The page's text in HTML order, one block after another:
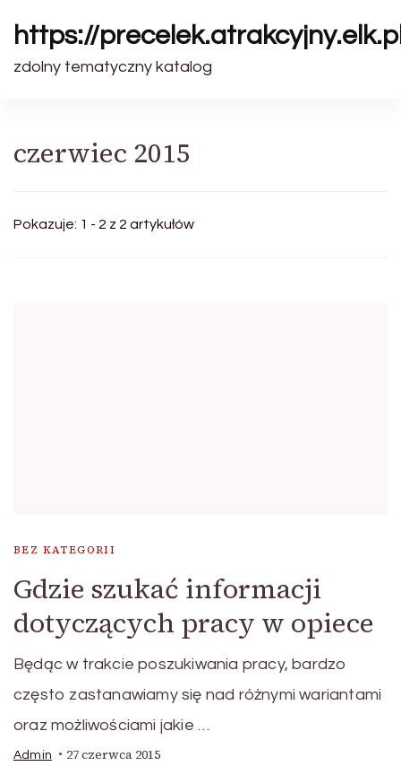
https://
zdolny tematyczny katalog
czerwiec 2015
Pokazuje: 1 - 2 z 2 artykułów
BEZ KATEGORII
Gdzie szukać informacji
dotyczących pracy w opiece
Będąc w trakcie poszukiwania pracy, bardzo
często zastanawiamy się nad różnymi wariantami
oraz możliwościami jakie …
Admin 27 czerwca 2015